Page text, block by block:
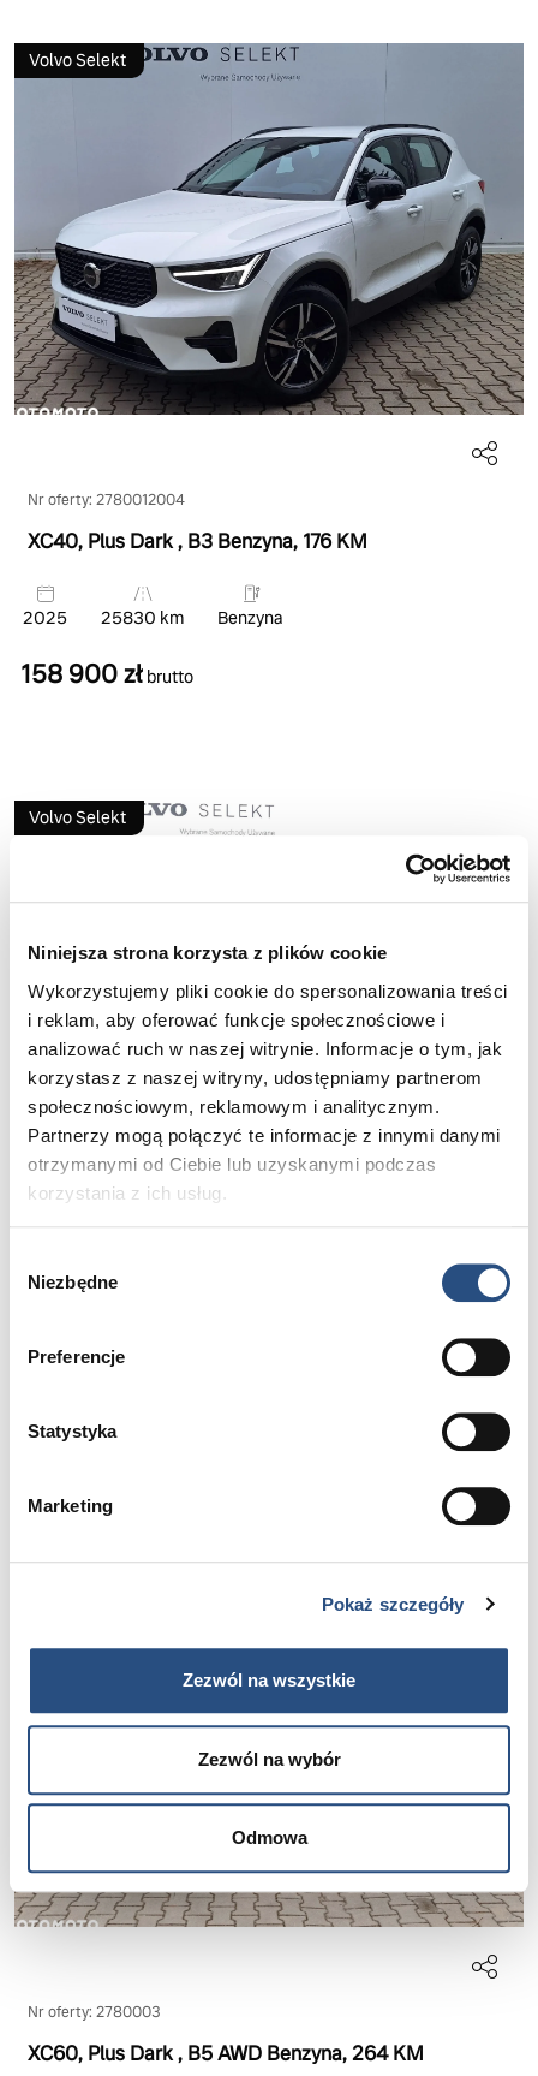
Niniejsza strona korzysta z plików cookie
Wykorzystujemy pliki cookie do spersonalizowania treści
i reklam, aby oferować funkcje społecznościowe i
analizować ruch w naszej witrynie. Informacje o tym, jak
korzystasz z naszej witryny, udostępniamy partnerom
społecznościowym, reklamowym i analitycznym.
Partnerzy mogą połączyć te informacje z innymi danymi
otrzymanymi od Ciebie lub uzyskanymi podczas
korzystania z ich usług.
zgody
Niezbędne
Preferencje
Statystyka
Marketing
Pokaż szczegóły
Zezwól na wszystkie
Zezwól na wybór
Odmowa
Volvo Selekt
Nr oferty: 2780012004
XC40, Plus Dark, B3 Benzyna, 176 KM
2025 25830 km Benzyna
158 900 zł brutto
Volvo Selekt
XC90, Ultra Dark
289 900 zł
Nr oferty: 2780003
XC60, Plus Dark, B5 AWD Benzyna, 264 KM